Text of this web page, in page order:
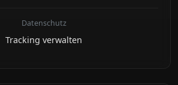
Datenschutz
Tracking verwalten